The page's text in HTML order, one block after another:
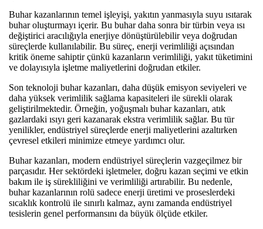
Buhar kazanlarının temel işleyişi, yakıtın yanmasıyla suyu ısıtarak
buhar oluşturmayı içerir. Bu buhar daha sonra bir türbin veya ısı
değiştirici aracılığıyla enerjiye dönüştürülebilir veya doğrudan
süreçlerde kullanılabilir. Bu süreç, enerji verimliliği açısından
kritik öneme sahiptir çünkü kazanların verimliliği, yakıt tüketimini
ve dolayısıyla işletme maliyetlerini doğrudan etkiler.
Son teknoloji buhar kazanları, daha düşük emisyon seviyeleri ve
daha yüksek verimlilik sağlama kapasiteleri ile sürekli olarak
geliştirilmektedir. Örneğin, yoğuşmalı buhar kazanları, atık
gazlardaki ısıyı geri kazanarak ekstra verimlilik sağlar. Bu tür
yenilikler, endüstriyel süreçlerde enerji maliyetlerini azaltırken
çevresel etkileri minimize etmeye yardımcı olur.
Buhar kazanları, modern endüstriyel süreçlerin vazgeçilmez bir
parçasıdır. Her sektördeki işletmeler, doğru kazan seçimi ve etkin
bakım ile iş sürekliliğini ve verimliliği artırabilir. Bu nedenle,
buhar kazanlarının rolü sadece enerji üretimi ve proseslerdeki
sıcaklık kontrolü ile sınırlı kalmaz, aynı zamanda endüstriyel
tesislerin genel performansını da büyük ölçüde etkiler.